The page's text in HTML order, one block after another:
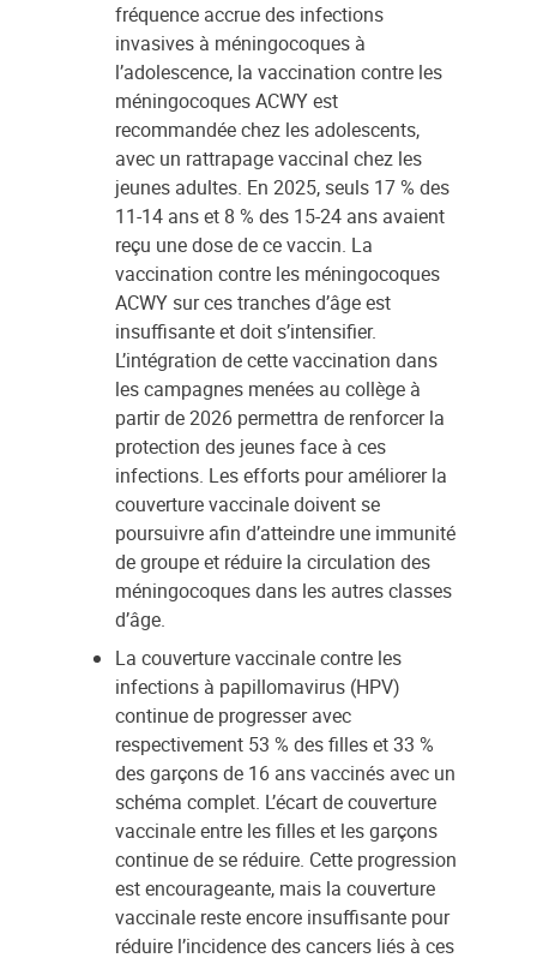
fréquence accrue des infections
invasives à méningocoques à
l’adolescence, la vaccination contre les
méningocoques ACWY est
recommandée chez les adolescents,
avec un rattrapage vaccinal chez les
jeunes adultes. En 2025, seuls 17 % des
11-14 ans et 8 % des 15-24 ans avaient
reçu une dose de ce vaccin. La
vaccination contre les méningocoques
ACWY sur ces tranches d’âge est
insuffisante et doit s’intensifier.
L’intégration de cette vaccination dans
les campagnes menées au collège à
partir de 2026 permettra de renforcer la
protection des jeunes face à ces
infections. Les efforts pour améliorer la
couverture vaccinale doivent se
poursuivre afin d’atteindre une immunité
de groupe et réduire la circulation des
méningocoques dans les autres classes
d’âge.
La couverture vaccinale contre les
infections à papillomavirus (HPV)
continue de progresser avec
respectivement 53 % des filles et 33 %
des garçons de 16 ans vaccinés avec un
schéma complet. L’écart de couverture
vaccinale entre les filles et les garçons
continue de se réduire. Cette progression
est encourageante, mais la couverture
vaccinale reste encore insuffisante pour
réduire l’incidence des cancers liés à ces